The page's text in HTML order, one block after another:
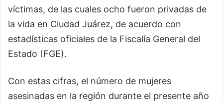
víctimas, de las cuales ocho fueron privadas de
la vida en Ciudad Juárez, de acuerdo con
estadísticas oficiales de la Fiscalía General del
Estado (FGE).
Con estas cifras, el número de mujeres
asesinadas en la región durante el presente año